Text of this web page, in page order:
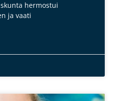
hermostui
ja vaati